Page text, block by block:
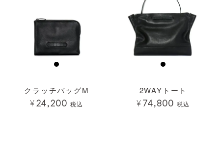
クラッチバッグM
¥24,200 税込
2WAYトート
¥74,800 税込